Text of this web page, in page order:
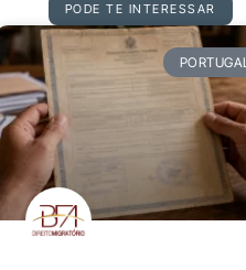
PODE TE INTERESSAR
PORTUGAL